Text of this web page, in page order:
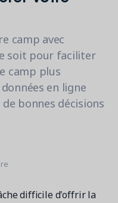
intégrée
démo
camp avec
soit pour faciliter
camp plus
en ligne
bonnes décisions
difficile d'offrir la